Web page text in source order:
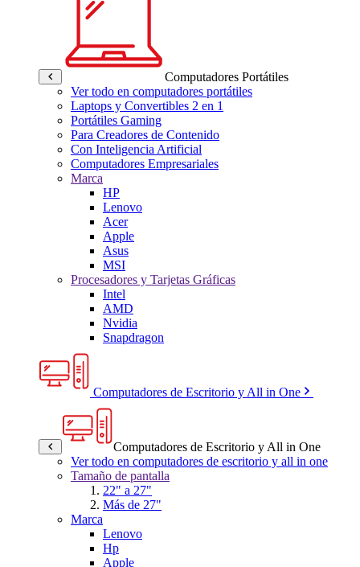
Computadores Portátiles
Ver todo en computadores portátiles
Laptops y Convertibles 2 en 1
Portátiles Gaming
Para Creadores de Contenido
Con Inteligencia Artificial
Computadores Empresariales
Marca
HP
Lenovo
Acer
Apple
Asus
MSI
Procesadores y Tarjetas Gráficas
Intel
AMD
Nvidia
Snapdragon
Computadores de Escritorio y All in One
Computadores de Escritorio y All in One
Ver todo en computadores de escritorio y all in one
Tamaño de pantalla
22" a 27"
Más de 27"
Marca
Lenovo
Hp
Apple